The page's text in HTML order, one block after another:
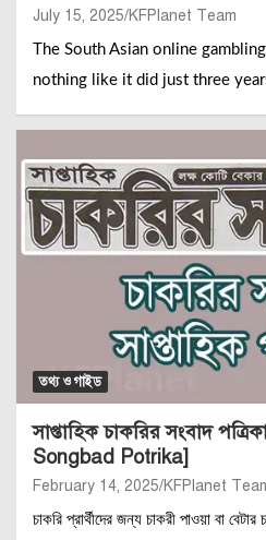
July 15, 2025 KFPlanet Team
The South Asian online
nothing like it did just three
তথ্য ও গাইড
সাপ্তাহিক চাকরির সংবাদ
Songbad Potrika]
February 14, 2025 KFPlanet
চাকরি প্রার্থীদের জন্য চাকরী পাওয়া বা